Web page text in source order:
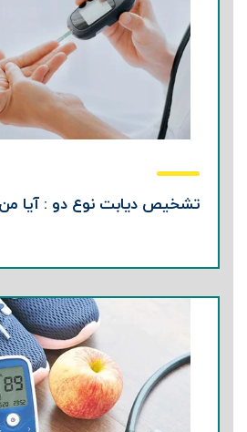
تشخیص دیابت نوع دو : آیا من